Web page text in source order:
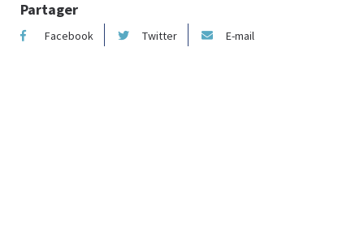
Partager
Facebook Twitter E-mail